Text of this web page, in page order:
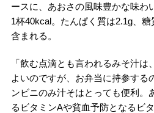
ースに、あおさの風味豊かな味わ
1杯40kcal。たんぱく質は2.1g、
含まれる。
「飲む点滴とも言われるみそ汁
よいのですが、お弁当に持参する
ンビニのみ汁そはとっても便利。
るビタミンAや貧血予防となるビ